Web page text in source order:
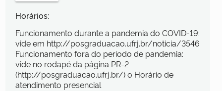
Horários:
Funcionamento durante a pandemia do COVID-19:
vide em http://posgraduacao.ufrj.br/noticia/3546
Funcionamento fora do período de pandemia:
vide no rodapé da página PR-2
(http://posgraduacao.ufrj.br/) o Horário de
atendimento presencial